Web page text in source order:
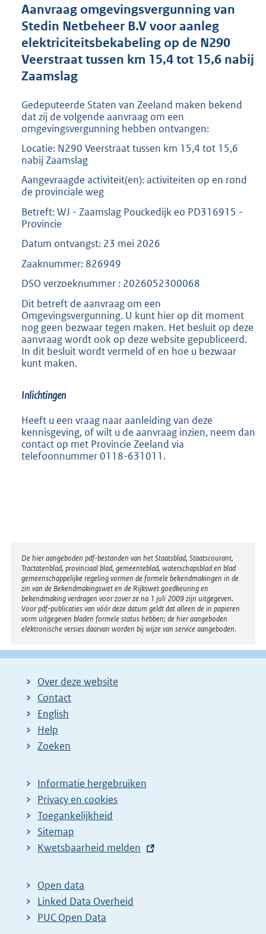
r
o
o
t
t
8
3
K
Aanvraag omgevingsvergunning van
Stedin Netbeheer B.V voor aanleg
elektriciteitsbekabeling op de N290
Veerstraat tussen km 15,4 tot 15,6 nabij
Zaamslag
Gedeputeerde Staten van Zeeland maken bekend
dat zij de volgende aanvraag om een
omgevingsvergunning hebben ontvangen:
Locatie: N290 Veerstraat tussen km 15,4 tot 15,6
nabij Zaamslag
Aangevraagde activiteit(en): activiteiten op en rond
de provinciale weg
Betreft: WJ - Zaamslag Pouckedijk eo PD316915 -
Provincie
Datum ontvangst: 23 mei 2026
Zaaknummer: 826949
DSO verzoeknummer : 2026052300068
Dit betreft de aanvraag om een
Omgevingsvergunning. U kunt hier op dit moment
nog geen bezwaar tegen maken. Het besluit op deze
aanvraag wordt ook op deze website gepubliceerd.
In dit besluit wordt vermeld of en hoe u bezwaar
kunt maken.
Inlichtingen
Heeft u een vraag naar aanleiding van deze
kennisgeving, of wilt u de aanvraag inzien, neem dan
contact op met Provincie Zeeland via
telefoonnummer 0118-631011.
Disclaimer
De hier aangeboden pdf-bestanden van het Staatsblad, Staatscourant,
Tractatenblad, provinciaal blad, gemeenteblad, waterschapsblad en blad
gemeenschappelijke regeling vormen de formele bekendmakingen in de
zin van de Bekendmakingswet en de Rijkswet goedkeuring en
bekendmaking verdragen voor zover ze na 1 juli 2009 zijn uitgegeven.
Voor pdf-publicaties van vóór deze datum geldt dat alleen de in papieren
vorm uitgegeven bladen formele status hebben; de hier aangeboden
elektronische versies daarvan worden bij wijze van service aangeboden.
Over deze website
Contact
English
Help
Zoeken
Informatie hergebruiken
Privacy en cookies
Toegankelijkheid
Sitemap
E
t
e
r
Kwetsbaarheid melden
Open data
Linked Data Overheid
PUC Open Data